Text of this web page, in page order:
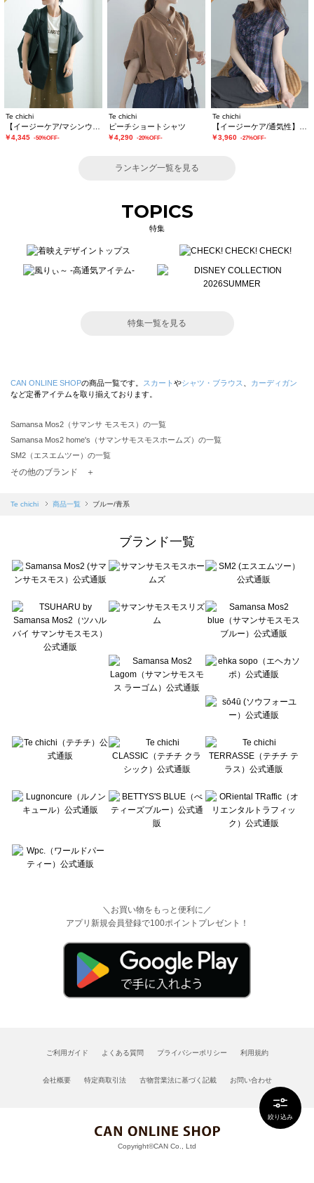
絞り込み
Te chichi
￥4,345 -50%OFF-
Te chichi
ピーチショートシャツ
￥4,290 -20%OFF-
Te chichi
￥3,960 -27%OFF-
ランキング一覧を見る
TOPICS
特集
特集一覧を見る
CAN ONLINE SHOPの商品一覧です。 スカート やシャツ・ブラウス
カーディガン
など定番アイテムを取り揃えております。
Samansa Mos2（サマンサ モスモス）の一覧
Samansa Mos2 home's（サマンサモスモスホームズ）の一覧
SM2（エスエムツー）の一覧
TSUHARU by Samansa Mos2（ツハルバイサマンサモスモス）の一覧
Samansa Mos2 blue（サマンサモスモス ブルー）の一覧
Te chichi（テチチ）の一覧
Te chichi CLASSIC（テチチ クラシック）の一覧
Lugnoncure（ルノンキュール）の一覧
BETTY'S BLUE（べティーズブルー）の一覧
Wpc.（ワールドパーティー）の一覧
その他のブランド ＋
Te chichi 商品一覧 ブルー/青系
ブランド一覧
＼お買い物をもっと便利に／
アプリ新規会員登録で100ポイントプレゼント！
ご利用ガイド よくある質問 プライバシーポリシー 利用規約
会社概要 特定商取引法 古物営業法に基づく記載 お問い合わせ
Copyright©CAN Co., Ltd